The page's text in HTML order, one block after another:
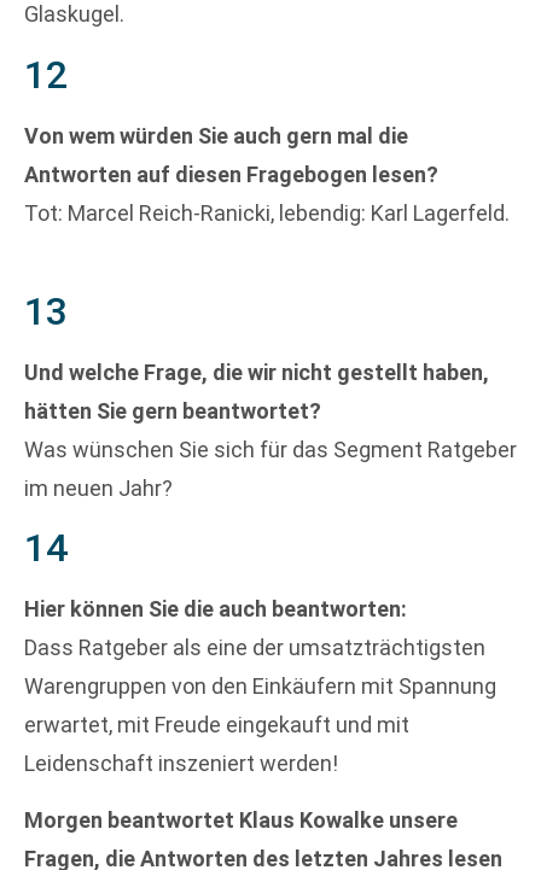
Glaskugel.
12
Von wem würden Sie auch gern mal die
Antworten auf diesen Fragebogen lesen?
Tot: Marcel Reich-Ranicki, lebendig: Karl Lagerfeld.
13
Und welche Frage, die wir nicht gestellt haben,
hätten Sie gern beantwortet?
Was wünschen Sie sich für das Segment Ratgeber
im neuen Jahr?
14
Hier können Sie die auch beantworten:
Dass Ratgeber als eine der umsatzträchtigsten
Warengruppen von den Einkäufern mit Spannung
erwartet, mit Freude eingekauft und mit
Leidenschaft inszeniert werden!
Morgen beantwortet Klaus Kowalke unsere
Fragen, die Antworten des letzten Jahres lesen